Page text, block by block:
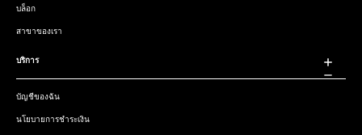
บล็อก
สาขาของเรา
บริการ
บัญชีของฉัน
นโยบายการชำระเงิน